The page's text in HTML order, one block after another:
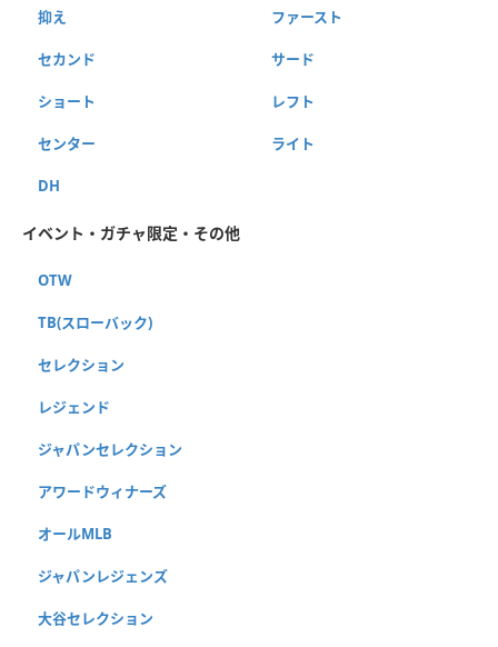
抑え ファースト
セカンド サード
ショート レフト
センター ライト
DH
イベント・ガチャ限定・その他
OTW
TB(スローバック)
セレクション
レジェンド
ジャパンセレクション
アワードウィナーズ
オールMLB
ジャパンレジェンズ
大谷セレクション